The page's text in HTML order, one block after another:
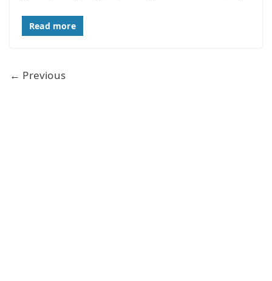
Read more
← Previous